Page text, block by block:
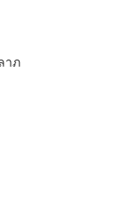
าภ